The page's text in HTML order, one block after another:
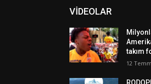
VİDEOLAR
takım
12